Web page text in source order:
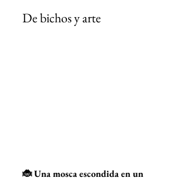
De bichos y arte
🐞 Una mosca escondida en un